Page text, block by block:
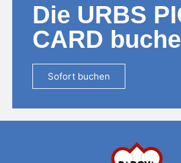
Die URBS
CARD
Sofort buchen